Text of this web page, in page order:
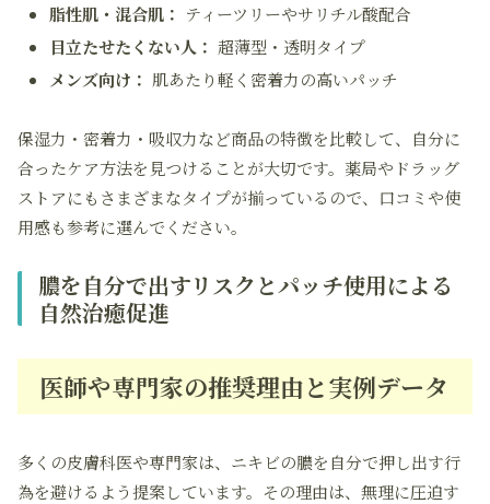
脂性肌・混合肌： ティーツリーやサリチル酸配合
目立たせたくない人： 超薄型・透明タイプ
メンズ向け： 肌あたり軽く密着力の高いパッチ
保湿力・密着力・吸収力など商品の特徴を比較して、自分に
合ったケア方法を見つけることが大切です。薬局やドラッグ
ストアにもさまざまなタイプが揃っているので、口コミや使
用感も参考に選んでください。
膿を自分で出すリスクとパッチ使用による
自然治癒促進
医師や専門家の推奨理由と実例データ
多くの皮膚科医や専門家は、ニキビの膿を自分で押し出す行
為を避けるよう提案しています。その理由は、無理に圧迫す